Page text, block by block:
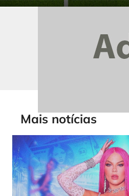
Mais notícias